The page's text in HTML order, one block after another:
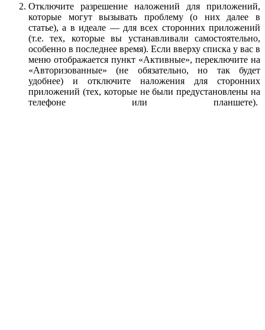
Отключите разрешение наложений для приложений,
которые могут вызывать проблему (о них далее в
статье), а в идеале — для всех сторонних приложений
(т.е. тех, которые вы устанавливали самостоятельно,
особенно в последнее время). Если вверху списка у вас в
меню отображается пункт «Активные», переключите на
«Авторизованные» (не обязательно, но так будет
удобнее) и отключите наложения для сторонних
приложений (тех, которые не были предустановлены на
телефоне или планшете).